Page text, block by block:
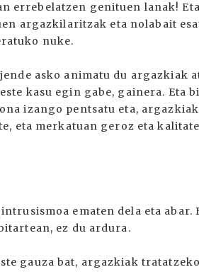
errebelatzen genituen lanak!
argazkilaritzak eta nolabait
nuke.
asko animatu du argazkiak
kasu egin gabe, gainera. Eta
izango pentsatu eta,
eta merkatuan geroz eta
ematen dela eta
ez du ardura.
gauza bat, argazkiak